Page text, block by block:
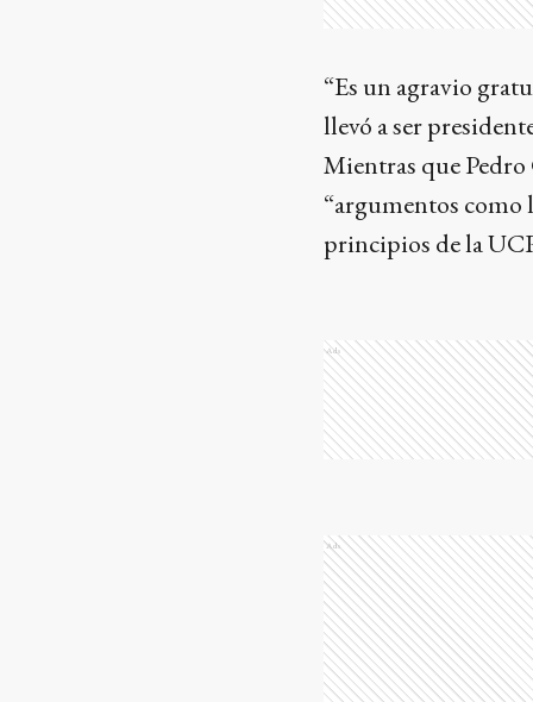
“Es un agravio
llevó a ser
Mientras que
“argumentos como
principios de la
Ads
Ads